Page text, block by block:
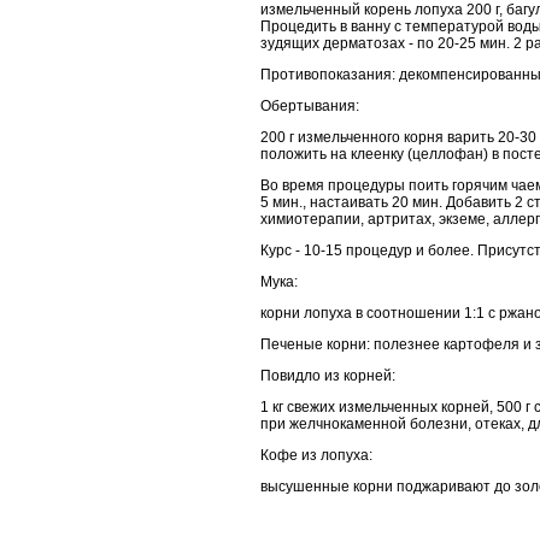
измельченный корень лопуха 200 г,
Процедить в ванну с температурой
зудящих дерматозах - по 20-25 мин. 2
Противопоказания:
Обертывания:
200 г измельченного корня варить 20-
положить на клеенку (целлофан) в
Во время процедуры поить горячим
5 мин., настаивать 20 мин. Добавить 2
химиотерапии, артритах, экземе,
Курс - 10-15 процедур и более.
Мука:
корни лопуха в соотношении 1:1 с
Печеные корни: полезнее картофеля и
Повидло из корней:
1 кг свежих измельченных корней, 500
при желчнокаменной болезни, отеках,
Кофе из лопуха:
высушенные корни поджаривают до